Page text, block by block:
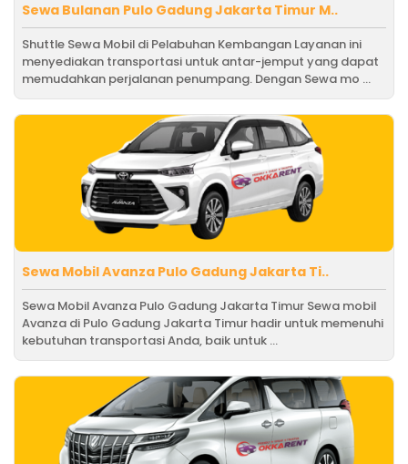
Sewa Bulanan Pulo Gadung Jakarta Timur M..
Shuttle Sewa Mobil di Pelabuhan Kembangan Layanan ini
menyediakan transportasi untuk antar-jemput yang dapat
memudahkan perjalanan penumpang. Dengan Sewa mo ...
Sewa Mobil Avanza Pulo Gadung Jakarta Ti..
Sewa Mobil Avanza Pulo Gadung Jakarta Timur Sewa mobil
Avanza di Pulo Gadung Jakarta Timur hadir untuk memenuhi
kebutuhan transportasi Anda, baik untuk ...